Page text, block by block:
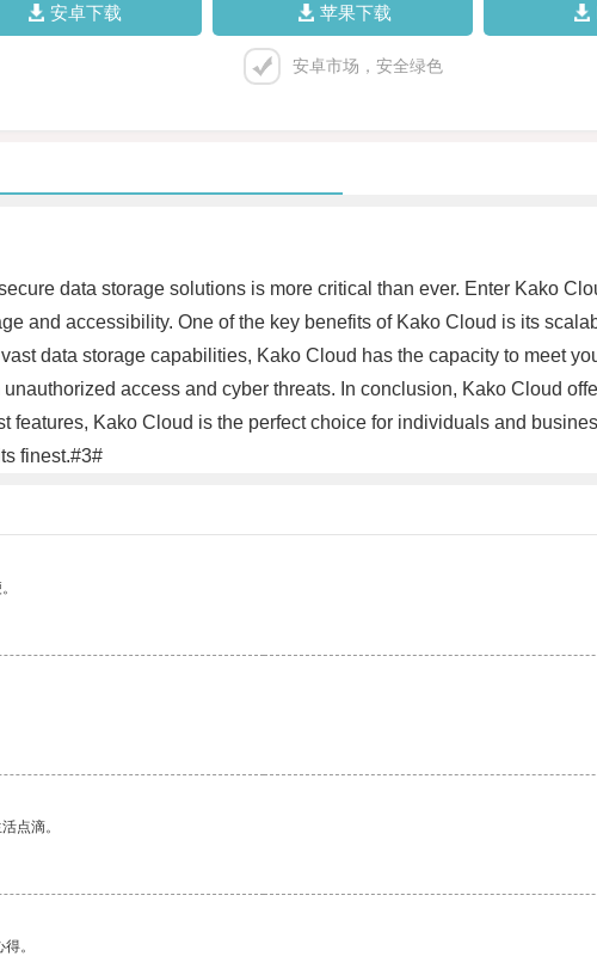
安卓下载 苹果下载
安卓市场，安全绿色
data storage solutions is more critical than ever. Enter Kako
and accessibility. One of the key benefits of Kako Cloud is its
data storage capabilities, Kako Cloud has the capacity to meet
access and cyber threats. In conclusion, Kako Cloud
features, Kako Cloud is the perfect choice for individuals and
finest.#3#
点滴。
。